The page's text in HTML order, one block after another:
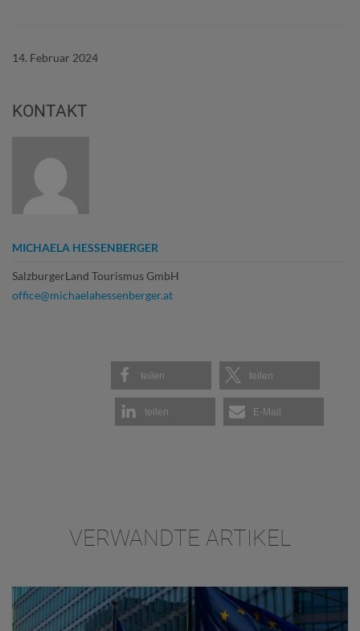
14. Februar 2024
KONTAKT
MICHAELA HESSENBERGER
SalzburgerLand Tourismus GmbH
office@michaelahessenberger.at
teilen teilen
teilen E-Mail
VERWANDTE ARTIKEL